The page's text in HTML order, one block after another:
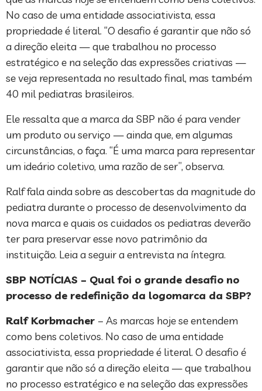
No caso de uma entidade associativista, essa
propriedade é literal. “O desafio é garantir que não só
a direção eleita — que trabalhou no processo
estratégico e na seleção das expressões criativas —
se veja representada no resultado final, mas também
40 mil pediatras brasileiros.
Ele ressalta que a marca da SBP não é para vender
um produto ou serviço — ainda que, em algumas
circunstâncias, o faça. “É uma marca para representar
um ideário coletivo, uma razão de ser”, observa.
Ralf fala ainda sobre as descobertas da magnitude do
pediatra durante o processo de desenvolvimento da
nova marca e quais os cuidados os pediatras deverão
ter para preservar esse novo patrimônio da
instituição. Leia a seguir a entrevista na íntegra.
SBP NOTÍCIAS – Qual foi o grande desafio no
processo de redefinição da logomarca da SBP?
Ralf Korbmacher – As marcas hoje se entendem
como bens coletivos. No caso de uma entidade
associativista, essa propriedade é literal. O desafio é
garantir que não só a direção eleita — que trabalhou
no processo estratégico e na seleção das expressões